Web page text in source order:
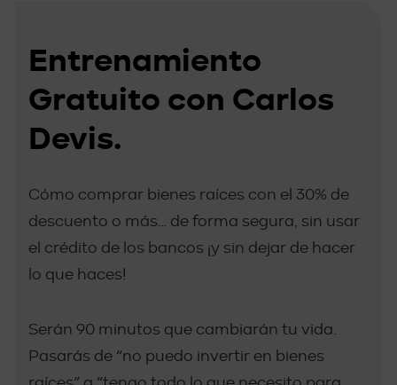
Entrenamiento
Gratuito con Carlos
Devis.
Cómo comprar bienes raíces con el 30% de
descuento o más… de forma segura, sin usar
el crédito de los bancos ¡y sin dejar de hacer
lo que haces!
Serán 90 minutos que cambiarán tu vida.
Pasarás de “no puedo invertir en bienes